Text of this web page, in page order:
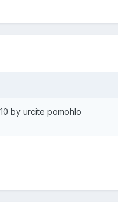
by urcite pomohlo